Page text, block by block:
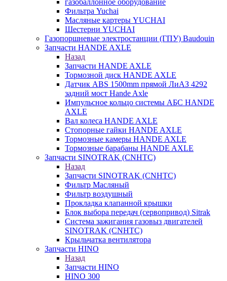
газобаллонное оборудование
Фильтра Yuchai
Масляные картеры YUCHAI
Шестерни YUCHAI
Газопоршневые электростанции (ГПУ) Baudouin
Запчасти HANDE AXLE
Назад
Запчасти HANDE AXLE
Тормозной диск HANDE AXLE
Датчик ABS 1500mm прямой ЛиАЗ 4292
задний мост Hande Axle
Импульсное кольцо системы АБС HANDE
AXLE
Вал колеса HANDE AXLE
Стопорные гайки HANDE AXLE
Тормозные камеры HANDE AXLE
Тормозные барабаны HANDE AXLE
Запчасти SINOTRAK (CNHTC)
Назад
Запчасти SINOTRAK (CNHTC)
Фильтр Масляный
Фильтр воздушный
Прокладка клапанной крышки
Блок выбора передач (сервопривод) Sitrak
Система зажигания газовыз двигателей
SINOTRAK (CNHTC)
Крыльчатка вентилятора
Запчасти HINO
Назад
Запчасти HINO
HINO 300